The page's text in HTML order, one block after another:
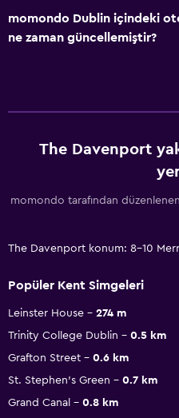
momondo Dublin içindeki
ne zaman güncellemiştir?
The Davenport
momondo tarafından
The Davenport konum: 8-10
Popüler Kent Simgeleri
Leinster House
274 m
Trinity College Dublin
0.5 km
Grafton Street
0.6 km
St. Stephen's Green
0.7 km
Grand Canal
0.8 km